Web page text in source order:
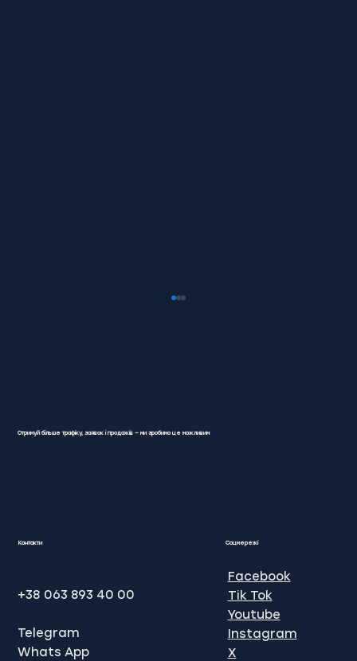
Отримуй більше трафіку, заявок і продажів — ми зробимо це можливим
Контакти
+38 063 893 40 00
Telegram
Whats App
Соцмережі
Facebook
Tik Tok
Youtube
Instagram
X